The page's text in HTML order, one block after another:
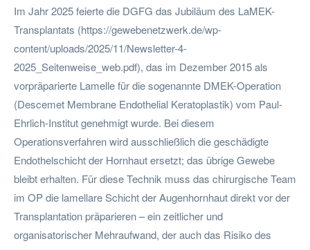
Im Jahr 2025 feierte die DGFG das Jubiläum des LaMEK-
Transplantats (https://gewebenetzwerk.de/wp-
content/uploads/2025/11/Newsletter-4-
2025_Seitenweise_web.pdf), das im Dezember 2015 als
vorpräparierte Lamelle für die sogenannte DMEK-Operation
(Descemet Membrane Endothelial Keratoplastik) vom Paul-
Ehrlich-Institut genehmigt wurde. Bei diesem
Operationsverfahren wird ausschließlich die geschädigte
Endothelschicht der Hornhaut ersetzt; das übrige Gewebe
bleibt erhalten. Für diese Technik muss das chirurgische Team
im OP die lamellare Schicht der Augenhornhaut direkt vor der
Transplantation präparieren – ein zeitlicher und
organisatorischer Mehraufwand, der auch das Risiko des